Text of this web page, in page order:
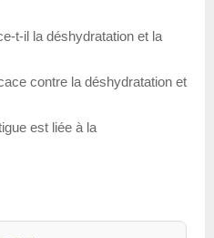
t-il la déshydratation et la
contre la déshydratation et
est liée à la